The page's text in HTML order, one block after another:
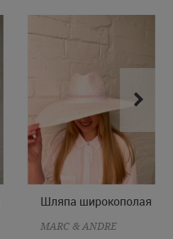
ONE SIZE
Шляпа широкополая
MARC & ANDRE